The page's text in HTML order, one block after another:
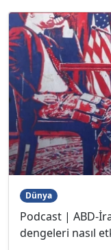
Dünya
Podcast | ABD-
dengeleri nasıl